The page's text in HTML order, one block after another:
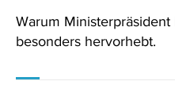
Warum
besonders hervorhebt.